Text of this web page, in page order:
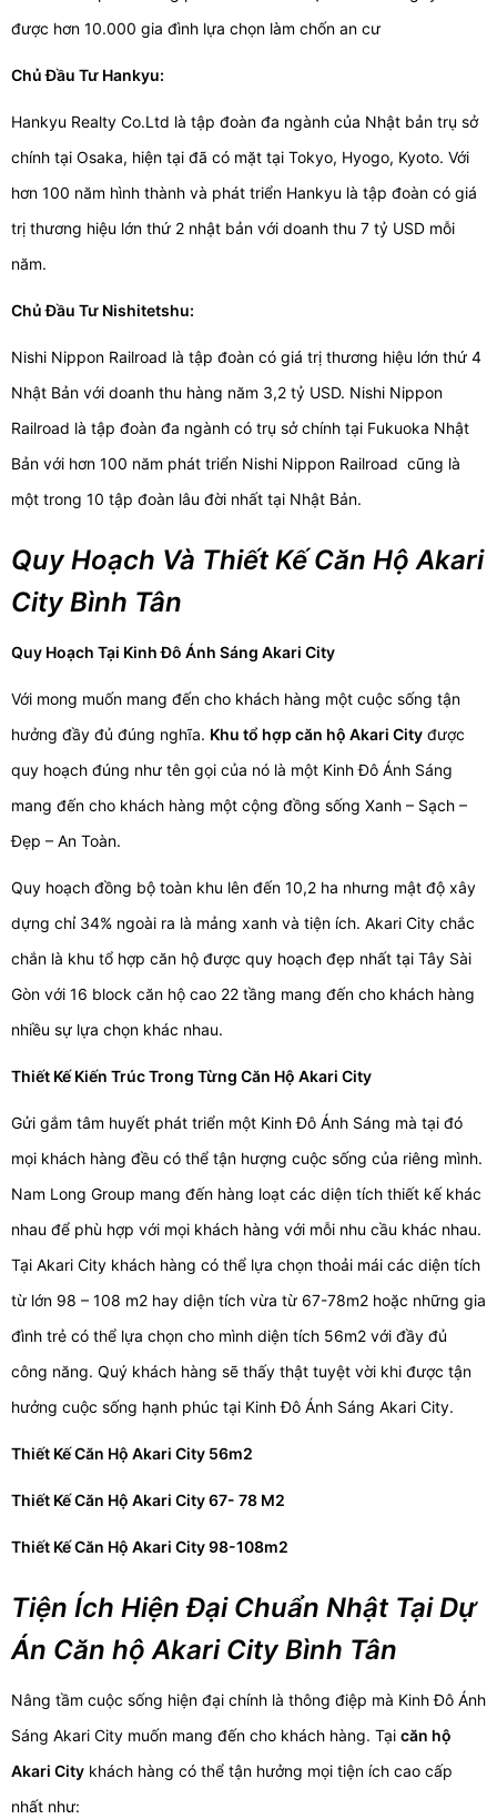
được hơn 10.000 gia đình lựa chọn làm chốn an cư
Chủ Đầu Tư Hankyu:
Hankyu Realty Co.Ltd là tập đoàn đa ngành của Nhật bản trụ sở
chính tại Osaka, hiện tại đã có mặt tại Tokyo, Hyogo, Kyoto. Với
hơn 100 năm hình thành và phát triển Hankyu là tập đoàn có giá
trị thương hiệu lớn thứ 2 nhật bản với doanh thu 7 tỷ USD mỗi
năm.
Chủ Đầu Tư Nishitetshu:
Nishi Nippon Railroad là tập đoàn có giá trị thương hiệu lớn thứ 4
Nhật Bản với doanh thu hàng năm 3,2 tỷ USD. Nishi Nippon
Railroad là tập đoàn đa ngành có trụ sở chính tại Fukuoka Nhật
Bản với hơn 100 năm phát triển Nishi Nippon Railroad cũng là
một trong 10 tập đoàn lâu đời nhất tại Nhật Bản.
Quy Hoạch Và Thiết Kế Căn Hộ Akari
City Bình Tân
Quy Hoạch Tại Kinh Đô Ánh Sáng Akari City
Với mong muốn mang đến cho khách hàng một cuộc sống tận
hưởng đầy đủ đúng nghĩa. Khu tổ hợp căn hộ Akari City được
quy hoạch đúng như tên gọi của nó là một Kinh Đô Ánh Sáng
mang đến cho khách hàng một cộng đồng sống Xanh – Sạch –
Đẹp – An Toàn.
Quy hoạch đồng bộ toàn khu lên đến 10,2 ha nhưng mật độ xây
dựng chỉ 34% ngoài ra là mảng xanh và tiện ích. Akari City chắc
chắn là khu tổ hợp căn hộ được quy hoạch đẹp nhất tại Tây Sài
Gòn với 16 block căn hộ cao 22 tầng mang đến cho khách hàng
nhiều sự lựa chọn khác nhau.
Thiết Kế Kiến Trúc Trong Từng Căn Hộ Akari City
Gửi gắm tâm huyết phát triển một Kinh Đô Ánh Sáng mà tại đó
mọi khách hàng đều có thể tận hượng cuộc sống của riêng mình.
Nam Long Group mang đến hàng loạt các diện tích thiết kế khác
nhau để phù hợp với mọi khách hàng với mỗi nhu cầu khác nhau.
Tại Akari City khách hàng có thể lựa chọn thoải mái các diện tích
từ lớn 98 – 108 m2 hay diện tích vừa từ 67-78m2 hoặc những gia
đình trẻ có thể lựa chọn cho mình diện tích 56m2 với đầy đủ
công năng. Quý khách hàng sẽ thấy thật tuyệt vời khi được tận
hưởng cuộc sống hạnh phúc tại Kinh Đô Ánh Sáng Akari City.
Thiết Kế Căn Hộ Akari City 56m2
Thiết Kế Căn Hộ Akari City 67- 78 M2
Thiết Kế Căn Hộ Akari City 98-108m2
Tiện Ích Hiện Đại Chuẩn Nhật Tại Dự
Án Căn hộ Akari City Bình Tân
Nâng tầm cuộc sống hiện đại chính là thông điệp mà Kinh Đô Ánh
Sáng Akari City muốn mang đến cho khách hàng. Tại căn hộ
Akari City khách hàng có thể tận hưởng mọi tiện ích cao cấp
nhất như: